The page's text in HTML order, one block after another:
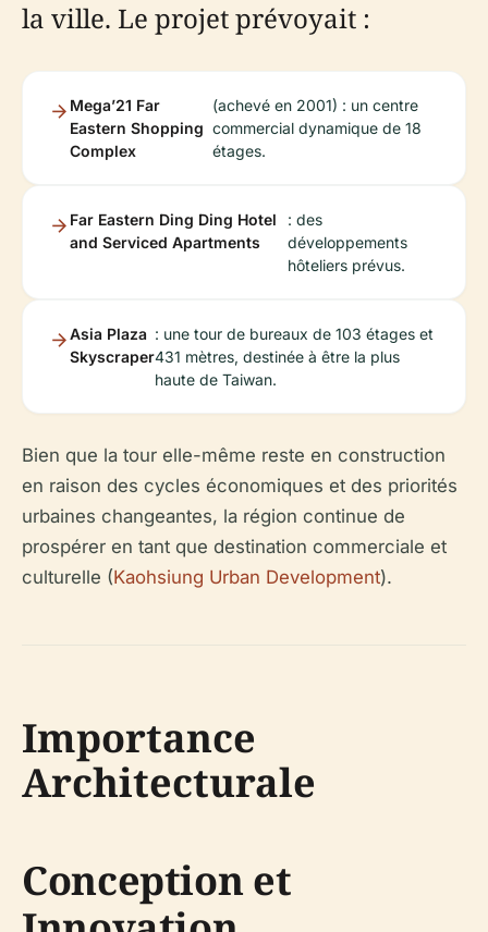
la ville. Le projet prévoyait :
Mega’21 Far
Eastern Shopping
Complex
(achevé en 2001) : un centre
commercial dynamique de 18
étages.
Far Eastern Ding Ding Hotel
and Serviced Apartments
: des
développements
hôteliers prévus.
Asia Plaza
Skyscraper
: une tour de bureaux de 103 étages et
431 mètres, destinée à être la plus
haute de Taiwan.
Bien que la tour elle-même reste en construction
en raison des cycles économiques et des priorités
urbaines changeantes, la région continue de
prospérer en tant que destination commerciale et
culturelle (Kaohsiung Urban Development).
Importance
Architecturale
Conception et